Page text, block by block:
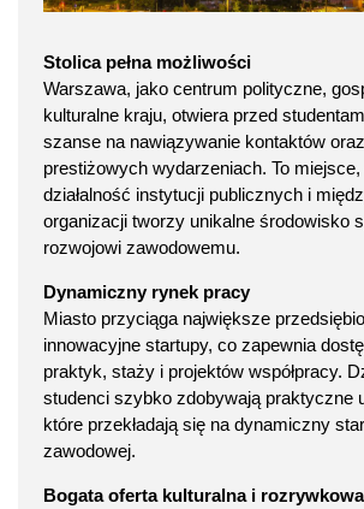
Stolica pełna możliwości
Warszawa, jako centrum polityczne,
kulturalne kraju, otwiera przed
szanse na nawiązywanie kontaktów
prestiżowych wydarzeniach. To
działalność instytucji publicznych i
organizacji tworzy unikalne środowisko
rozwojowi zawodowemu.
Dynamiczny rynek pracy
Miasto przyciąga największe
innowacyjne startupy, co zapewnia
praktyk, staży i projektów współpracy.
studenci szybko zdobywają praktyczne
które przekładają się na dynamiczny
zawodowej.
Bogata oferta kulturalna i rozrywkowa